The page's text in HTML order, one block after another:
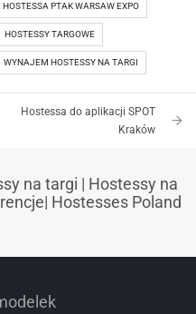
HOSTESSA PTAK WARSAW EXPO
HOSTESSY TARGOWE
WYNAJEM HOSTESSY NA TARGI
Hostessa do aplikacji SPOT
Kraków
na targi | Hostessy na
| Hostesses Poland